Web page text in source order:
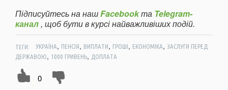
Підписуйтесь на нашFacebookта Telegram-
канал, щоб бути в курсі найважливіших подій.
ТЕГИ: УКРАЇНА, ПЕНСІЯ, ВИПЛАТИ, ГРОШІ, ЕКОНОМІКА, ЗАСЛУГИ ПЕРЕД
ДЕРЖАВОЮ, 1000 ГРИВЕНЬ, ДОПЛАТА
0